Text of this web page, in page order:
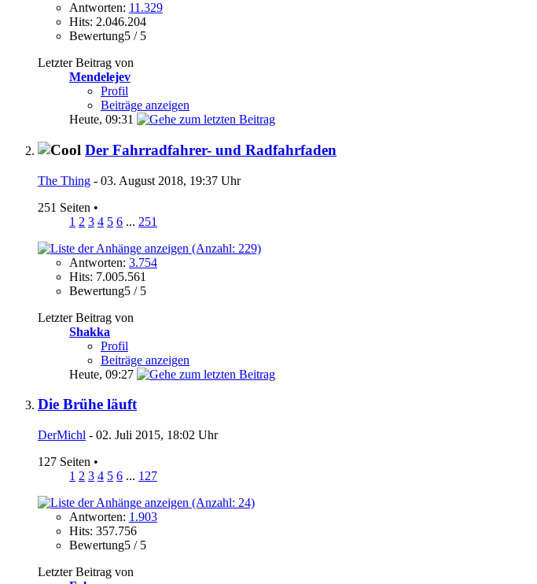
Antworten: 11.329
Hits: 2.046.204
Bewertung5 / 5
Letzter Beitrag von
Mendelejev
Profil
Beiträge anzeigen
Heute, 09:31
Der Fahrradfahrer- und Radfahrfaden
The Thing - 03. August 2018, 19:37 Uhr
251 Seiten •
1 2 3 4 5 6 ... 251
Antworten: 3.754
Hits: 7.005.561
Bewertung5 / 5
Letzter Beitrag von
Shakka
Profil
Beiträge anzeigen
Heute, 09:27
Die Brühe läuft
DerMichl - 02. Juli 2015, 18:02 Uhr
127 Seiten •
1 2 3 4 5 6 ... 127
Antworten: 1.903
Hits: 357.756
Bewertung5 / 5
Letzter Beitrag von